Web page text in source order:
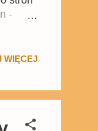
-
z
WIĘCEJ